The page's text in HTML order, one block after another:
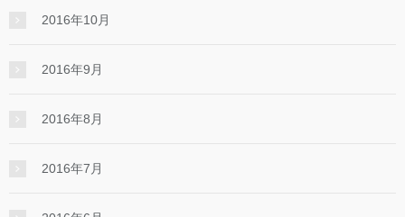
2016年10月
2016年9月
2016年8月
2016年7月